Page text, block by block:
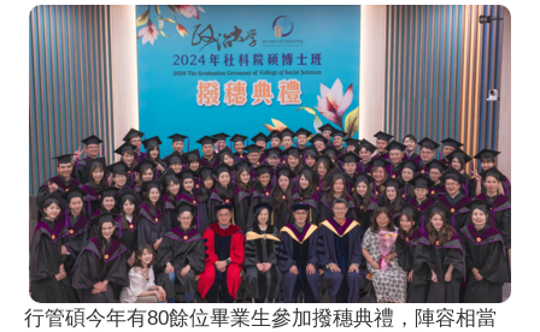
行管碩今年有80餘位畢業生參加撥穗典禮，陣容相當